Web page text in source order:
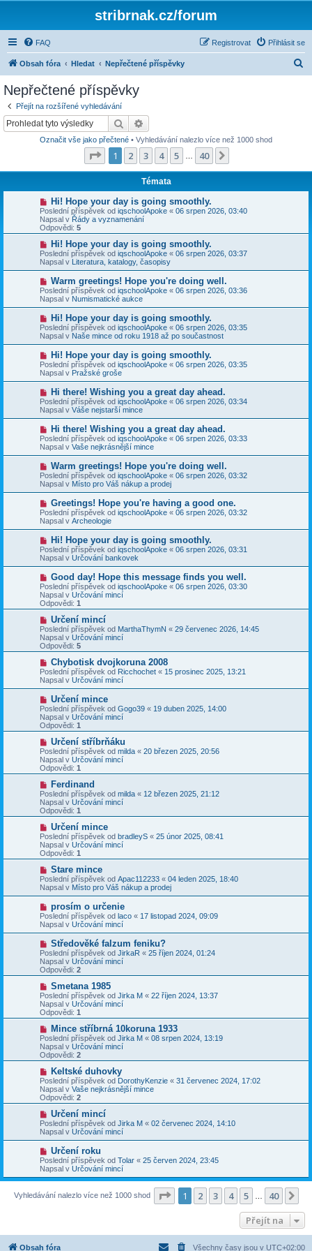
stribrnak.cz/forum
FAQ Přihlásit se
Registrovat
Obsah fóra Hledat Nepřečtené příspěvky
Nepřečtené příspěvky
Přejít na rozšířené vyhledávání
Hledat
Označit vše jako přečtené • Vyhledávání nalezlo více než 1000 shod
Stránka z 40
1 2 3 4 5 40
Témata
N
o
v
ý
p
s
p
v
e
k
Hi! Hope your day is going smoothly.
Poslední příspěvek od iqschoolApoke « 06 srpen 2026, 03:40
Napsal v Řády a vyznamenání
Odpovědi: 5
N
o
v
ý
p
í
s
p
v
e
k
Hi! Hope your day is going smoothly.
Poslední příspěvek od iqschoolApoke « 06 srpen 2026, 03:37
Napsal v Literatura, katalogy, časopisy
N
o
v
ý
p
í
s
p
v
e
k
Warm greetings! Hope you're doing well.
Poslední příspěvek od iqschoolApoke « 06 srpen 2026, 03:36
Napsal v Numismatické aukce
N
o
v
ý
p
í
s
p
v
e
k
Hi! Hope your day is going smoothly.
Poslední příspěvek od iqschoolApoke « 06 srpen 2026, 03:35
Napsal v Naše mince od roku 1918 až po součastnost
N
o
v
ý
p
í
s
p
v
e
k
Hi! Hope your day is going smoothly.
Poslední příspěvek od iqschoolApoke « 06 srpen 2026, 03:35
Napsal v Pražské groše
N
o
v
ý
p
í
s
p
ě
v
e
k
Hi there! Wishing you a great day ahead.
Poslední příspěvek od iqschoolApoke « 06 srpen 2026, 03:34
Napsal v Váše nejstarší mince
N
o
v
ý
p
í
s
p
ě
v
e
k
Hi there! Wishing you a great day ahead.
Poslední příspěvek od iqschoolApoke « 06 srpen 2026, 03:33
Napsal v Vaše nejkrásnější mince
N
o
v
ý
í
s
p
v
e
k
Warm greetings! Hope you're doing well.
Poslední příspěvek od iqschoolApoke « 06 srpen 2026, 03:32
Napsal v Místo pro Váš nákup a prodej
N
o
v
ý
p
í
s
p
ě
v
e
k
Greetings! Hope you're having a good one.
Poslední příspěvek od iqschoolApoke « 06 srpen 2026, 03:32
Napsal v Archeologie
N
o
v
ý
í
s
p
v
e
k
Hi! Hope your day is going smoothly.
Poslední příspěvek od iqschoolApoke « 06 srpen 2026, 03:31
Napsal v Určování bankovek
N
o
v
ý
p
s
p
ě
v
e
k
Good day! Hope this message finds you well.
Poslední příspěvek od iqschoolApoke « 06 srpen 2026, 03:30
Napsal v Určování mincí
Odpovědi: 1
N
o
v
ý
p
s
p
v
e
k
Určení mincí
Poslední příspěvek od MarthaThymN « 29 červenec 2026, 14:45
Napsal v Určování mincí
Odpovědi: 5
N
o
v
ý
p
í
s
p
v
e
k
Chybotisk dvojkoruna 2008
Poslední příspěvek od Ricchochet « 15 prosinec 2025, 13:21
Napsal v Určování mincí
N
o
v
ý
p
s
p
ě
v
e
k
Určení mince
Poslední příspěvek od Gogo39 « 19 duben 2025, 14:00
Napsal v Určování mincí
Odpovědi: 1
N
o
v
ý
p
s
p
ě
v
e
k
Určení stříbrňáku
Poslední příspěvek od milda « 20 březen 2025, 20:56
Napsal v Určování mincí
Odpovědi: 1
N
o
v
ý
p
s
p
ě
v
e
k
Ferdinand
Poslední příspěvek od milda « 12 březen 2025, 21:12
Napsal v Určování mincí
Odpovědi: 1
N
o
v
ý
p
s
p
e
k
Určení mince
Poslední příspěvek od bradleyS « 25 únor 2025, 08:41
Napsal v Určování mincí
Odpovědi: 1
N
o
v
ý
í
s
p
ě
v
e
k
Stare mince
Poslední příspěvek od Apac112233 « 04 leden 2025, 18:40
Napsal v Místo pro Váš nákup a prodej
N
o
v
ý
p
í
s
p
v
e
k
prosím o určenie
Poslední příspěvek od laco « 17 listopad 2024, 09:09
Napsal v Určování mincí
N
o
v
ý
p
s
p
ě
v
e
k
Středověké falzum feniku?
Poslední příspěvek od JirkaR « 25 říjen 2024, 01:24
Napsal v Určování mincí
Odpovědi: 2
N
o
v
ý
p
s
p
ě
v
e
k
Smetana 1985
Poslední příspěvek od Jirka M « 22 říjen 2024, 13:37
Napsal v Určování mincí
Odpovědi: 1
N
o
v
ý
p
s
p
ě
v
e
k
Mince stříbrná 10koruna 1933
Poslední příspěvek od Jirka M « 08 srpen 2024, 13:19
Napsal v Určování mincí
Odpovědi: 2
N
o
v
ý
p
s
p
v
e
k
Keltské duhovky
Poslední příspěvek od DorothyKenzie « 31 červenec 2024, 17:02
Napsal v Vaše nejkrásnější mince
Odpovědi: 2
N
o
v
ý
p
í
s
p
v
Určení mincí
Poslední příspěvek od Jirka M « 02 červenec 2024, 14:10
Napsal v Určování mincí
N
o
v
ý
p
ř
í
k
Určení roku
Poslední příspěvek od Tolar « 25 červen 2024, 23:45
Napsal v Určování mincí
Vyhledávání nalezlo více než 1000 shod Stránka z 40
1 2 3 4 5 40
Přejít na
Obsah fóra Všechny časy jsou v UTC+02:00